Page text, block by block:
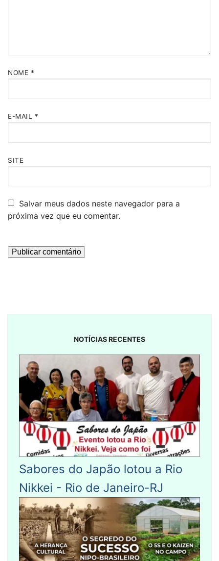
NOME *
E-MAIL *
SITE
Salvar meus dados neste navegador para a
próxima vez que eu comentar.
NOTÍCIAS RECENTES
Sabores do Japão lotou a Rio
Nikkei - Rio de Janeiro-RJ